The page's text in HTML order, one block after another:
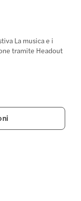
La musica e i
tramite Headout